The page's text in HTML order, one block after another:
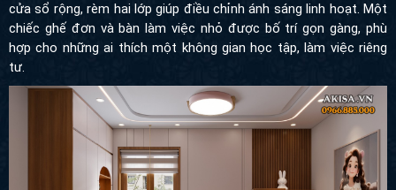
cửa sổ rộng, rèm hai lớp giúp điều chỉnh ánh sáng linh hoạt. Một
chiếc ghế đơn và bàn làm việc nhỏ được bố trí gọn gàng, phù
hợp cho những ai thích một không gian học tập, làm việc riêng
tư.